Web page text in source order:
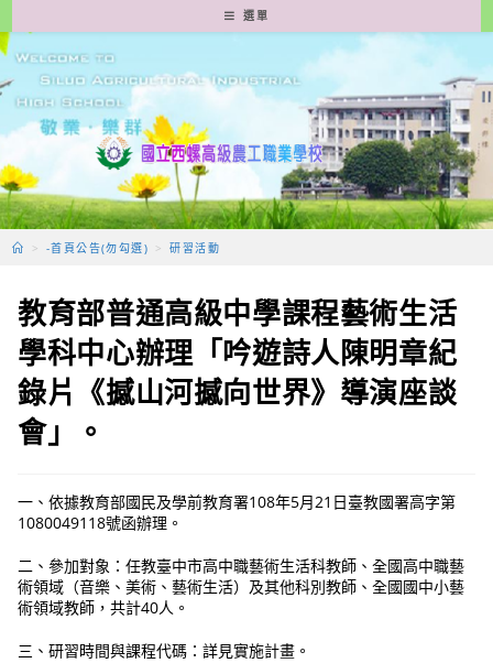
轉
至
要
容
選單
> -首頁公告(勿勾選) > 研習活動
教育部普通高級中學課程藝術生活
學科中心辦理「吟遊詩人陳明章紀
錄片《撼山河撼向世界》導演座談
會」。
一、依據教育部國民及學前教育署108年5月21日臺教國署高字第
1080049118號函辦理。
二、參加對象：任教臺中市高中職藝術生活科教師、全國高中職藝
術領域（音樂、美術、藝術生活）及其他科別教師、全國國中小藝
術領域教師，共計40人。
三、研習時間與課程代碼：詳見實施計畫。